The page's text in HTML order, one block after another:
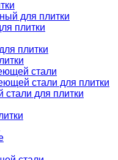
для плитки
плитки
плитки
стали
стали для плитки
для плитки